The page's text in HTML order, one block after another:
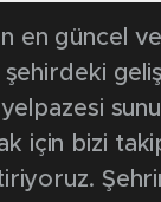
en
şehirdeki
için bizi